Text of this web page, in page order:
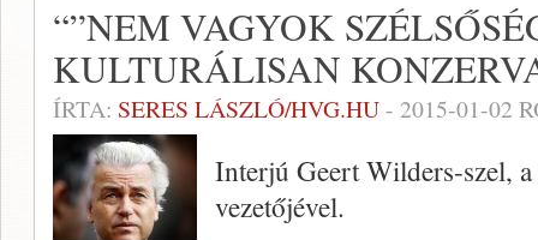
“”NEM VAGYOK
KULTURÁLISAN
ÍRTA: SERES LÁSZLÓ/HVG.HU- 2015-01-02
Interjú Geert Wilders-szel,
vezetőjével.